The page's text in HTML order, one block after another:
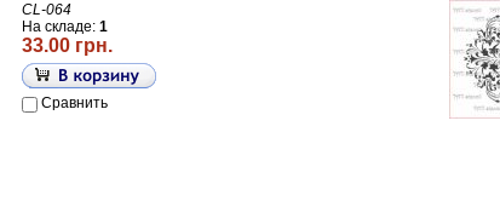
CL-064
На складе: 1
33.00 грн.
Сравнить